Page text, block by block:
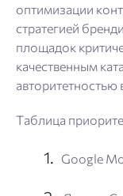
оптимизации
стратегией
площадок
качественным
авторитетностью
Таблица
Google